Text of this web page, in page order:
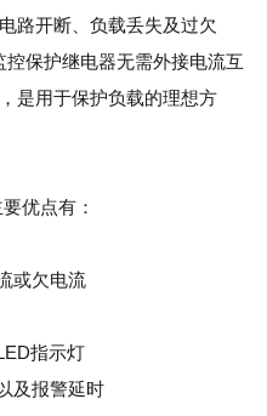
路开断、负载丢失及过欠
保护继电器无需外接电流互
是用于保护负载的理想方
优点有：
或欠电流
指示灯
及报警延时